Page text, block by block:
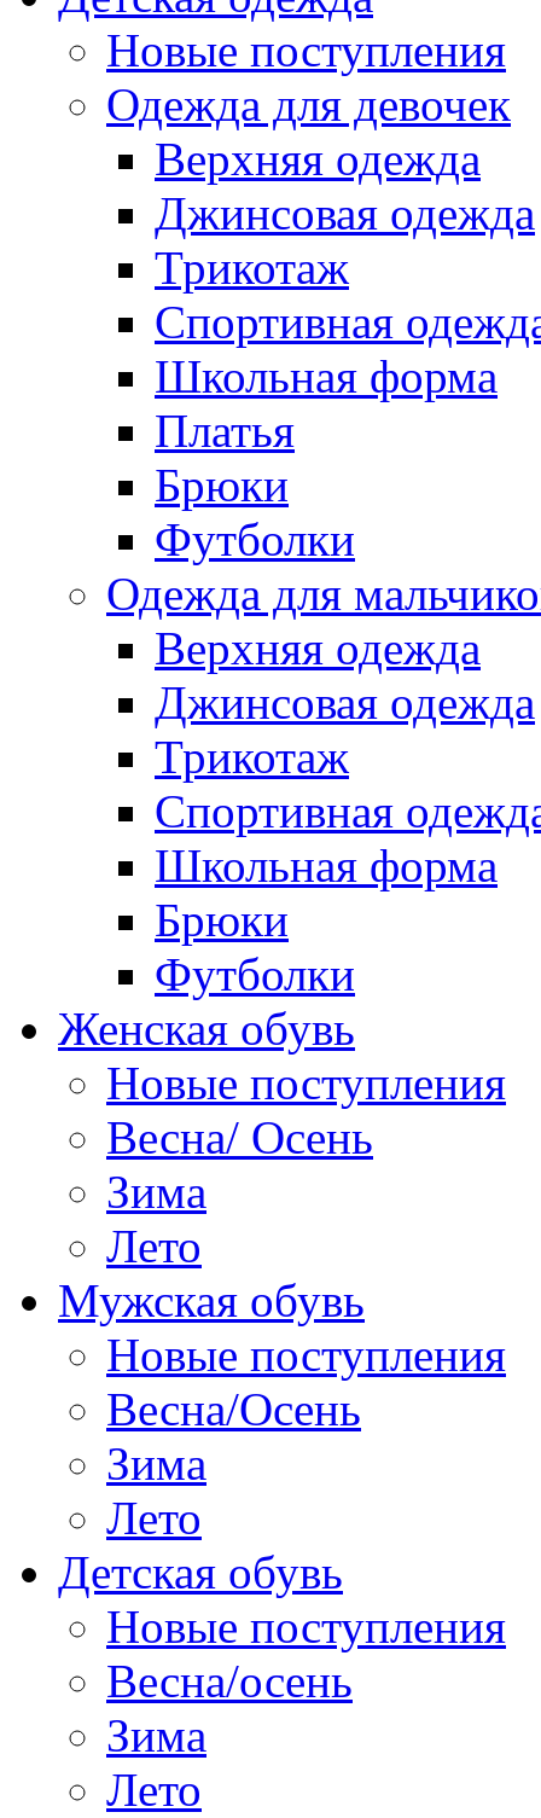
Новые поступления
Одежда для девочек
Верхняя одежда
Джинсовая одежда
Трикотаж
Спортивная
Школьная форма
Платья
Брюки
Футболки
Одежда для
Верхняя одежда
Джинсовая одежда
Трикотаж
Спортивная
Школьная форма
Брюки
Футболки
Женская обувь
Новые поступления
Весна/ Осень
Зима
Лето
Мужская обувь
Новые поступления
Весна/Осень
Зима
Лето
Детская обувь
Новые поступления
Весна/осень
Зима
Лето